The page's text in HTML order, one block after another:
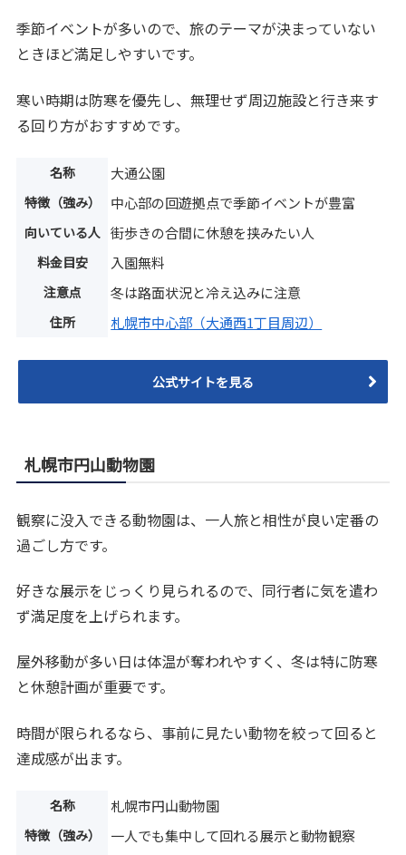
季節イベントが多いので、旅のテーマが決まっていない
ときほど満足しやすいです。
寒い時期は防寒を優先し、無理せず周辺施設と行き来す
る回り方がおすすめです。
名称 大通公園
特徴（強み） 中心部の回遊拠点で季節イベントが豊富
向いている人 街歩きの合間に休憩を挟みたい人
料金目安 入園無料
注意点 冬は路面状況と冷え込みに注意
住所 札幌市中心部（大通西1丁目周辺）
公式サイトを見る
札幌市円山動物園
観察に没入できる動物園は、一人旅と相性が良い定番の
過ごし方です。
好きな展示をじっくり見られるので、同行者に気を遣わ
ず満足度を上げられます。
屋外移動が多い日は体温が奪われやすく、冬は特に防寒
と休憩計画が重要です。
時間が限られるなら、事前に見たい動物を絞って回ると
達成感が出ます。
名称 札幌市円山動物園
特徴（強み） 一人でも集中して回れる展示と動物観察